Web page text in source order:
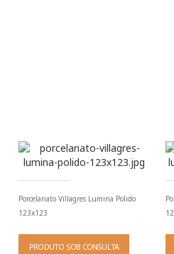
Porcelanato Villagres Lumina Polido
123x123
PRODUTO SOB CONSULTA